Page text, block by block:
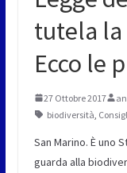
tutela
Ecco le
27 Ottobre 2017
biodiversità
San Marino. È uno
guarda alla